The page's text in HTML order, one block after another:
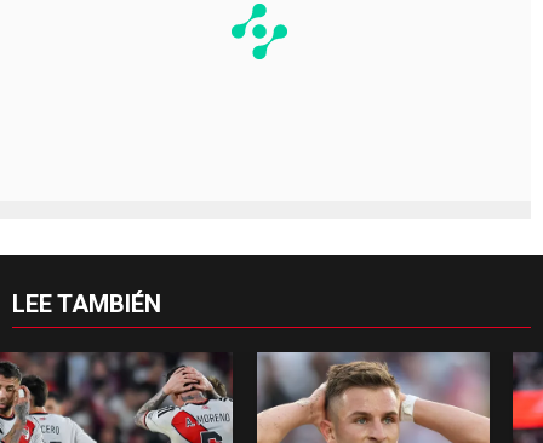
LEE TAMBIÉN